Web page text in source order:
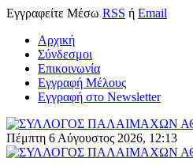
Εγγραφείτε Μέσω RSS ή Email
Αρχική
Σύνδεσμοι
Επικοινωνία
Εγγραφή Μέλους
Εγγραφή στο Newsletter
Πέμπτη 6 Αύγουστος 2026, 12:13